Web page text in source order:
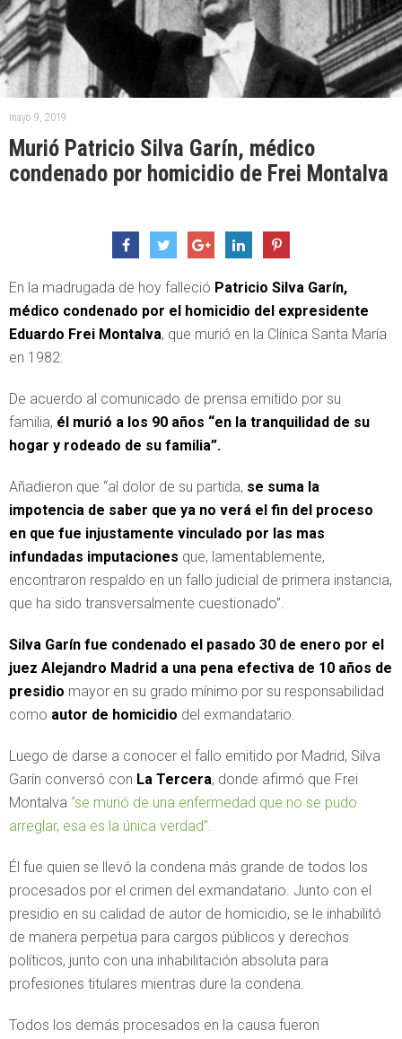
mayo 9, 2019
Murió Patricio Silva Garín, médico
condenado por homicidio de Frei Montalva
En la madrugada de hoy falleció Patricio Silva Garín,
médico condenado por el homicidio del expresidente
Eduardo Frei Montalva, que murió en la Clínica Santa María
en 1982.
De acuerdo al comunicado de prensa emitido por su
familia, él murió a los 90 años “en la tranquilidad de su
hogar y rodeado de su familia”.
Añadieron que “al dolor de su partida, se suma la
impotencia de saber que ya no verá el fin del proceso
en que fue injustamente vinculado por las mas
infundadas imputaciones que, lamentablemente,
encontraron respaldo en un fallo judicial de primera instancia,
que ha sido transversalmente cuestionado”.
Silva Garín fue condenado el pasado 30 de enero por el
juez Alejandro Madrid a una pena efectiva de 10 años de
presidio mayor en su grado mínimo por su responsabilidad
como autor de homicidio del exmandatario.
Luego de darse a conocer el fallo emitido por Madrid, Silva
Garín conversó con La Tercera, donde afirmó que Frei
Montalva “se murió de una enfermedad que no se pudo
arreglar, esa es la única verdad”.
Él fue quien se llevó la condena más grande de todos los
procesados por el crimen del exmandatario. Junto con el
presidio en su calidad de autor de homicidio, se le inhabilitó
de manera perpetua para cargos públicos y derechos
políticos, junto con una inhabilitación absoluta para
profesiones titulares mientras dure la condena.
Todos los demás procesados en la causa fueron